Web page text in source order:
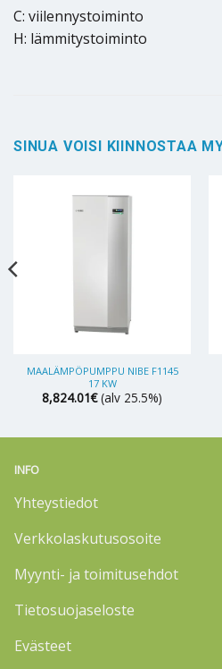
C: viilennystoiminto
H: lämmitystoiminto
SINUA VOISI KIINNOSTAA
MAALÄMPÖPUMPPU NIBE F1145
17 KW
8,824.01€ (alv 25.5%)
INFO
Yhteystiedot
Verkkolaskutusosoite
Myynti- ja toimitusehdot
Tietosuojaseloste
Evästeet